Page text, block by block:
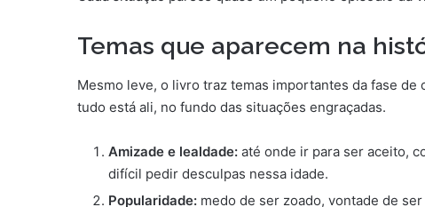
Temas que aparecem na
Mesmo leve, o livro traz temas importantes da fase de
tudo está ali, no fundo das situações engraçadas.
Amizade e lealdade: até onde ir para ser aceito,
difícil pedir desculpas nessa idade.
Popularidade: medo de ser zoado, vontade de